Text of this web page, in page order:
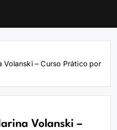
Volanski – Curso Prático por
Volanski –